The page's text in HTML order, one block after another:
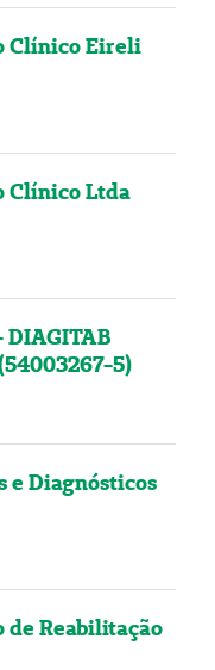
Clínico Eireli
Clínico Ltda
DIAGITAB
5)
e Diagnósticos
de Reabilitação